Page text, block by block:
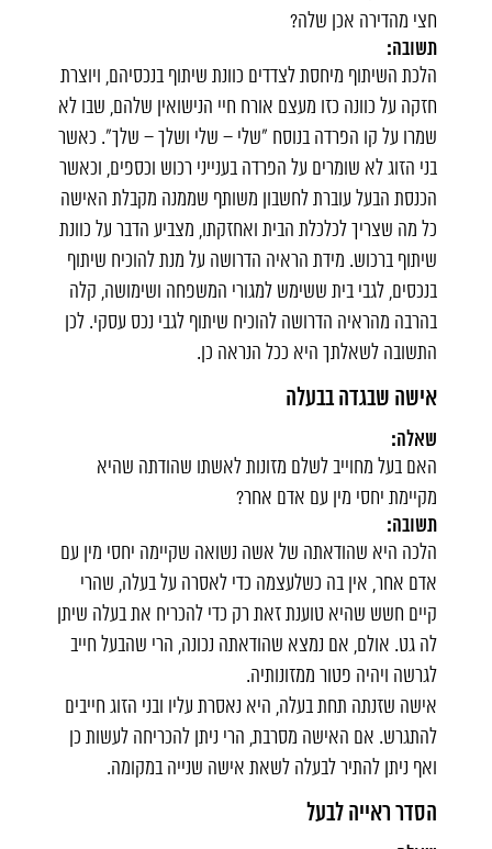
חצי מהדירה אכן שלה?
תשובה:
הלכת השיתוף מיחסת לצדדים כוונת שיתוף בנכסיהם, ויוצרת
חזקה על כוונה כזו מעצם אורח חיי הנישואין שלהם, שבו לא
שמרו על קו הפרדה בנוסח "שלי – שלי ושלך – שלך". כאשר
בני הזוג לא שומרים על הפרדה בענייני רכוש וכספים, וכאשר
הכנסת הבעל עוברת לחשבון משותף שממנה מקבלת האישה
כל מה שצריך לכלכלת הבית ואחזקתו, מצביע הדבר על כוונת
שיתוף ברכוש. מידת הראיה הדרושה על מנת להוכיח שיתוף
בנכסים, לגבי בית ששימש למגורי המשפחה ושימושה, קלה
בהרבה מהראיה הדרושה להוכיח שיתוף לגבי נכס עסקי. לכן
התשובה לשאלתך היא ככל הנראה כן.
אישה שבגדה בבעלה
שאלה:
האם בעל מחוייב לשלם מזונות לאשתו שהודתה שהיא
מקיימת יחסי מין עם אדם אחר?
תשובה:
הלכה היא שהודאתה של אשה נשואה שקיימה יחסי מין עם
אדם אחר, אין בה כשלעצמה כדי לאסרה על בעלה, שהרי
קיים חשש שהיא טוענת זאת רק כדי להכריח את בעלה שיתן
לה גט. אולם, אם נמצא שהודאתה נכונה, הרי שהבעל חייב
לגרשה ויהיה פטור ממזונותיה.
אישה שזנתה תחת בעלה, היא נאסרת עליו ובני הזוג חייבים
להתגרש. אם האישה מסרבת, הרי ניתן להכריחה לעשות כן
ואף ניתן להתיר לבעלה לשאת אישה שנייה במקומה.
הסדר ראייה לבעל